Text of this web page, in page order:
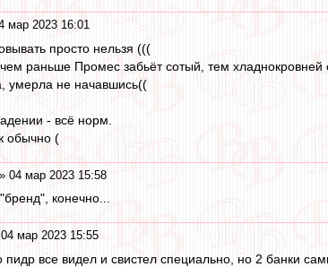
мар 2023 16:01
просто нельзя (((
раньше Промес забьёт сотый, тем хладнокровней
умерла не начавшись((
- всё норм.
обычно (
» 04 мар 2023 15:58
конечно...
мар 2023 15:55
все видел и свистел специально, но 2 банки